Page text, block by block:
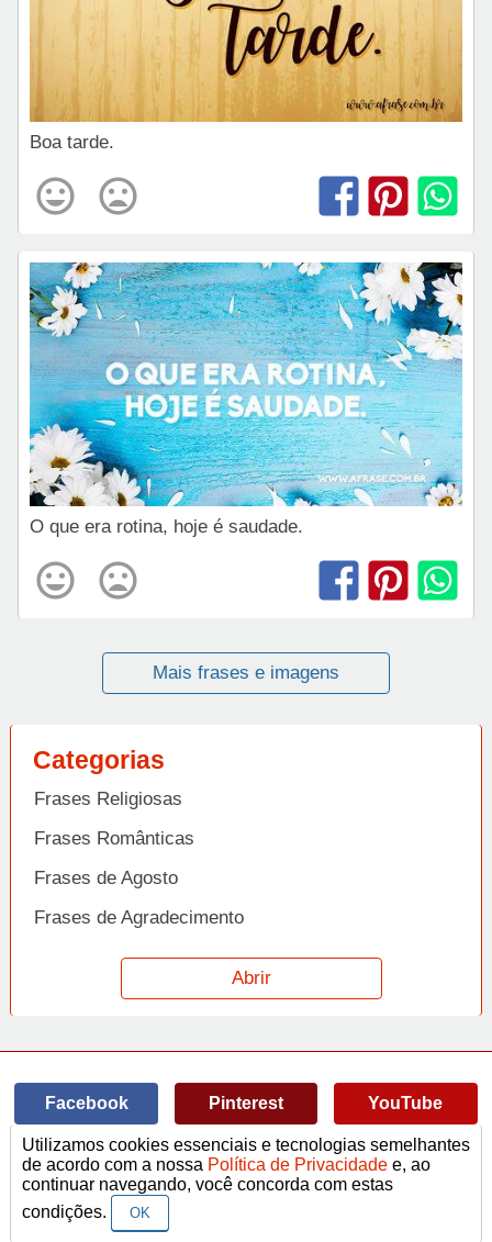
Boa tarde.
O que era rotina, hoje é saudade.
Mais frases e imagens
Categorias
Frases Religiosas
Frases Românticas
Frases de Agosto
Frases de Agradecimento
Frases de Amizade
Frases de Amor
Frases de Arrependimento
Frases de Atitude
Frases de Azar
Frases de Beijo
Abrir
Facebook Pinterest YouTube
© Copyright 2014-2022A Frase.
Termos de Uso / Privacidade
Frases
Vídeos
contato@afrase.com.br
Utilizamos cookies essenciais e tecnologias semelhantes
de acordo com a nossa Política de Privacidade e, ao
continuar navegando, você concorda com estas
condições.
OK